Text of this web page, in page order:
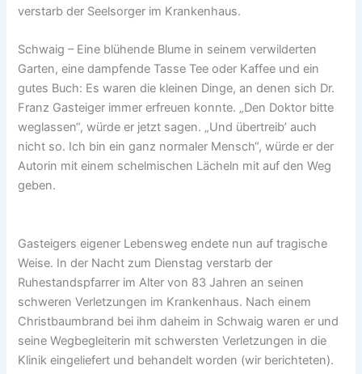
verstarb der Seelsorger im Krankenhaus.
Schwaig – Eine blühende Blume in seinem verwilderten
Garten, eine dampfende Tasse Tee oder Kaffee und ein
gutes Buch: Es waren die kleinen Dinge, an denen sich Dr.
Franz Gasteiger immer erfreuen konnte. „Den Doktor bitte
weglassen“, würde er jetzt sagen. „Und übertreib’ auch
nicht so. Ich bin ein ganz normaler Mensch“, würde er der
Autorin mit einem schelmischen Lächeln mit auf den Weg
geben.
Gasteigers eigener Lebensweg endete nun auf tragische
Weise. In der Nacht zum Dienstag verstarb der
Ruhestandspfarrer im Alter von 83 Jahren an seinen
schweren Verletzungen im Krankenhaus. Nach einem
Christbaumbrand bei ihm daheim in Schwaig waren er und
seine Wegbegleiterin mit schwersten Verletzungen in die
Klinik eingeliefert und behandelt worden (wir berichteten).